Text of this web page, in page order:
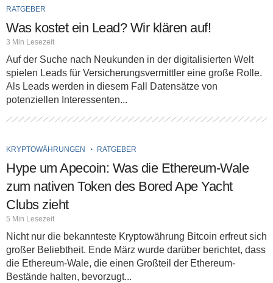
RATGEBER
Was kostet ein Lead? Wir klären auf!
3 Min Lesezeit
Auf der Suche nach Neukunden in der digitalisierten Welt
spielen Leads für Versicherungsvermittler eine große Rolle.
Als Leads werden in diesem Fall Datensätze von
potenziellen Interessenten...
KRYPTOWÄHRUNGEN RATGEBER
Hype um Apecoin: Was die Ethereum-Wale
zum nativen Token des Bored Ape Yacht
Clubs zieht
5 Min Lesezeit
Nicht nur die bekannteste Kryptowährung Bitcoin erfreut sich
großer Beliebtheit. Ende März wurde darüber berichtet, dass
die Ethereum-Wale, die einen Großteil der Ethereum-
Bestände halten, bevorzugt...